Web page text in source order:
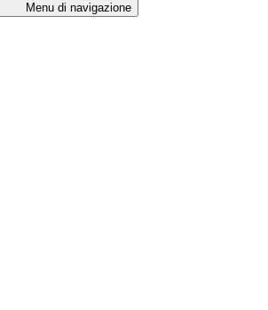
Menu di navigazione